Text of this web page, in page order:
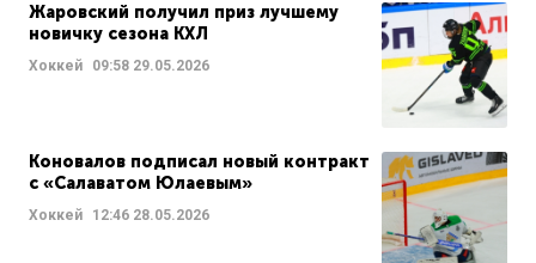
Жаровский получил приз лучшему
новичку сезона КХЛ
Хоккей 09:58 29.05.2026
Коновалов подписал новый контракт
с «Салаватом Юлаевым»
Хоккей 12:46 28.05.2026